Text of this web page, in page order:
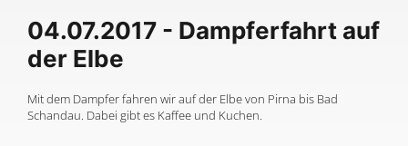
04.07.2017 - Dampferfahrt auf
der Elbe
Mit dem Dampfer fahren wir auf der Elbe von Pirna bis Bad
Schandau. Dabei gibt es Kaffee und Kuchen.